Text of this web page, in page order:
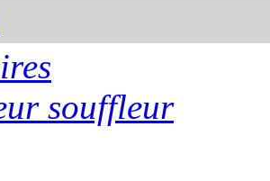
souffleur